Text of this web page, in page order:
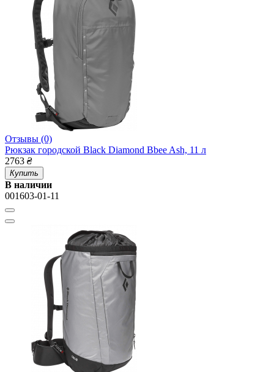
Отзывы (0)
Рюкзак городской Black Diamond Bbee Ash, 11 л
2763 ₴
Купить
В наличии
001603-01-11